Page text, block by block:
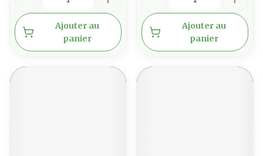
Ajouter au
panier
Ajouter au
panier